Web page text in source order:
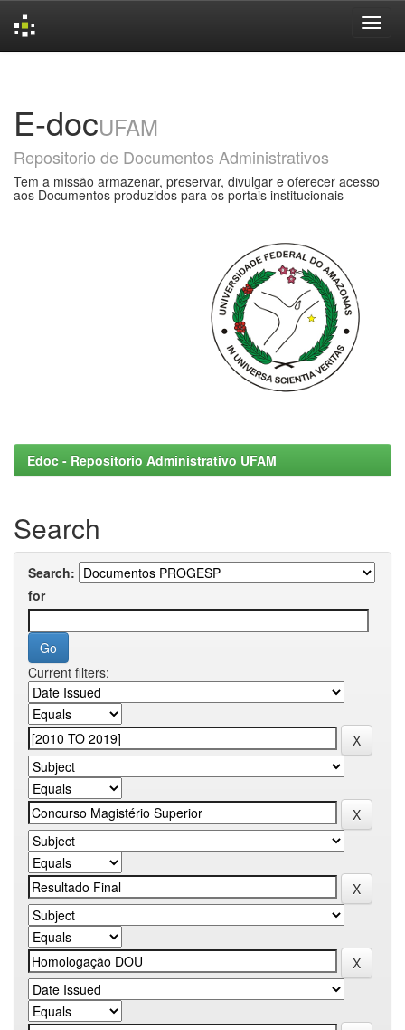
E-docUFAM
Repositorio de Documentos Administrativos
Tem a missão armazenar, preservar, divulgar e oferecer acesso
aos Documentos produzidos para os portais institucionais
Edoc - Repositorio Administrativo UFAM
Search
Search:
for
Current filters: